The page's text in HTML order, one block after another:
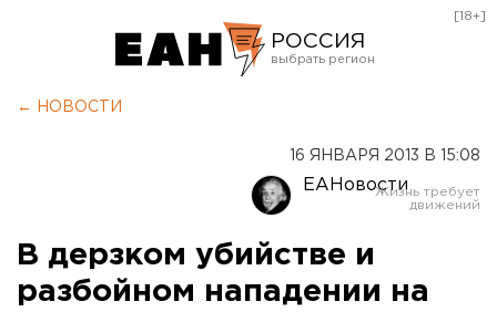
РОССИЯ
Оренбург
[18+]
← НОВОСТИ
16 ЯНВАРЯ 2013 В 15:08
ЕАНовости
В дерзком убийстве и
разбойном нападении на